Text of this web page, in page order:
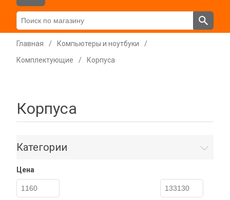
Главная / Компьютеры и ноутбуки
/
Комплектующие
/ Корпуса
Корпуса
Категории
Цена